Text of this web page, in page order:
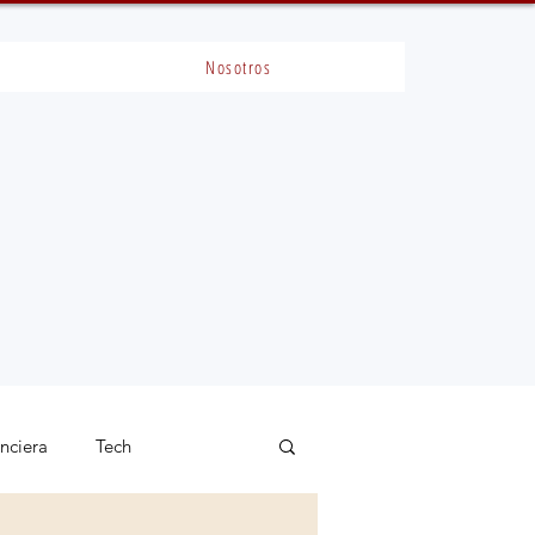
Nosotros
Tech